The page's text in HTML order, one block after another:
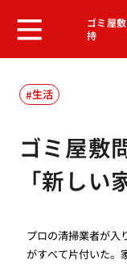
ゴミ屋
持
生活
ゴミ屋敷
「新し
プロの清掃業者が入
がすべて片付いた。